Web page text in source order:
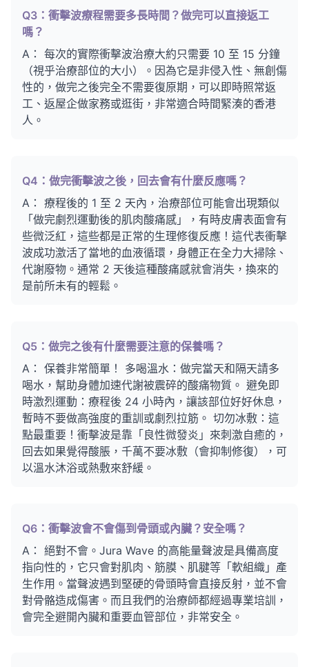
Q3：衝擊波療程需要多長時間？做完可以直接返工
嗎？
A： 每次的實際衝擊波治療大約只需要 10 至 15 分鐘
（視乎治療部位的大小）。因為它是非侵入性、無創傷
性的，做完之後完全不需要復原期，可以即時照常返
工、返屋企做家務或逛街，非常適合時間緊湊的香港
人。
Q4：做完衝擊波之後，回去會有什麼反應嗎？
A： 療程後的 1 至 2 天內，治療部位可能會出現類似
「做完劇烈運動後的肌肉酸痛感」，有時皮膚表面會有
些微泛紅，這些都是正常的生理修復反應！這代表衝擊
波成功激活了當地的血液循環，身體正在全力大掃除、
代謝廢物。通常 2 天後這種酸痛感就會消失，換來的
是前所未有的輕鬆。
Q5：做完之後有什麼需要注意的保養嗎？
A： 保養非常簡單！ 多喝溫水：做完當天和隔天請多
喝水，幫助身體加速代謝被震碎的酸痛物質。 避免即
時激烈運動：療程後 24 小時內，讓該部位好好休息，
暫時不要做高強度的重訓或劇烈拉筋。 切勿冰敷：這
點最重要！衝擊波是靠「良性微發炎」來刺激自癒的，
回去如果覺得酸脹，千萬不要冰敷（會抑制修復），可
以溫水沐浴或熱敷來舒緩。
Q6：衝擊波會不會傷到骨頭或內臟？安全嗎？
A： 絕對不會。Jura Wave 的高能量聲波是具備高度
指向性的，它只會對肌肉、筋膜、肌腱等「軟組織」產
生作用。當聲波遇到堅硬的骨頭時會直接反射，並不會
對骨骼造成傷害。而且我們的治療師都經過專業培訓，
會完全避開內臟和重要血管部位，非常安全。